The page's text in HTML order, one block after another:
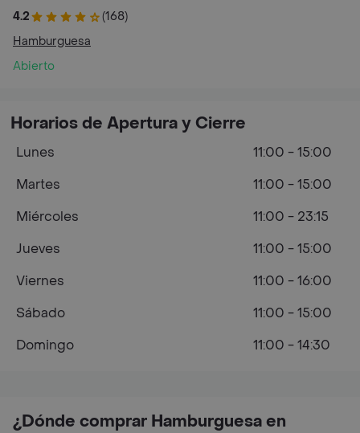
4.2
(168)
Hamburguesa
Abierto
¿Dónde comprar Hamburguesa en
Horarios de Apertura y Cierre
Lunes
11:00 - 15:00
Martes
11:00 - 15:00
Miércoles
11:00 - 23:15
Jueves
11:00 - 15:00
Viernes
11:00 - 16:00
Sábado
11:00 - 15:00
Domingo
11:00 - 14:30